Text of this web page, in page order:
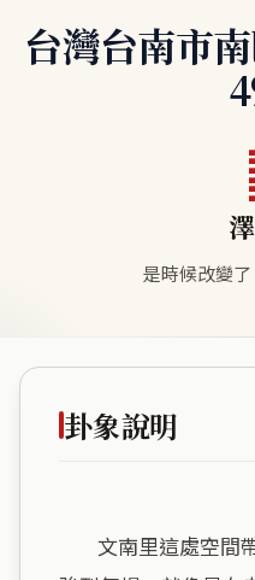
台灣台南市
是時候改變
卦象說明